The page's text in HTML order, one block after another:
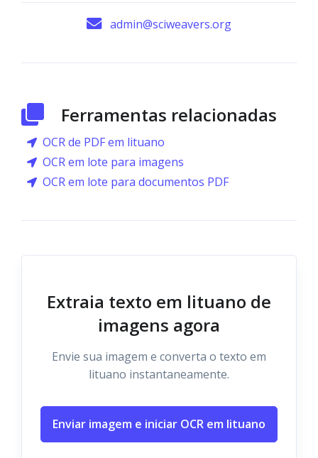
admin@sciweavers.org
Ferramentas relacionadas
OCR de PDF em lituano
OCR em lote para imagens
OCR em lote para documentos PDF
Extraia texto em lituano de
imagens agora
Envie sua imagem e converta o texto em
lituano instantaneamente.
Enviar imagem e iniciar OCR em lituano